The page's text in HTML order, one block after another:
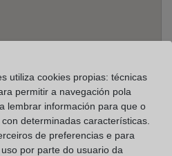
37 - plantas 4ª y 5ª,
utiliza cookies propias: técnicas
permitir a navegación pola
lembrar información para que o
determinadas características.
de preferencias e para
por parte do usuario da